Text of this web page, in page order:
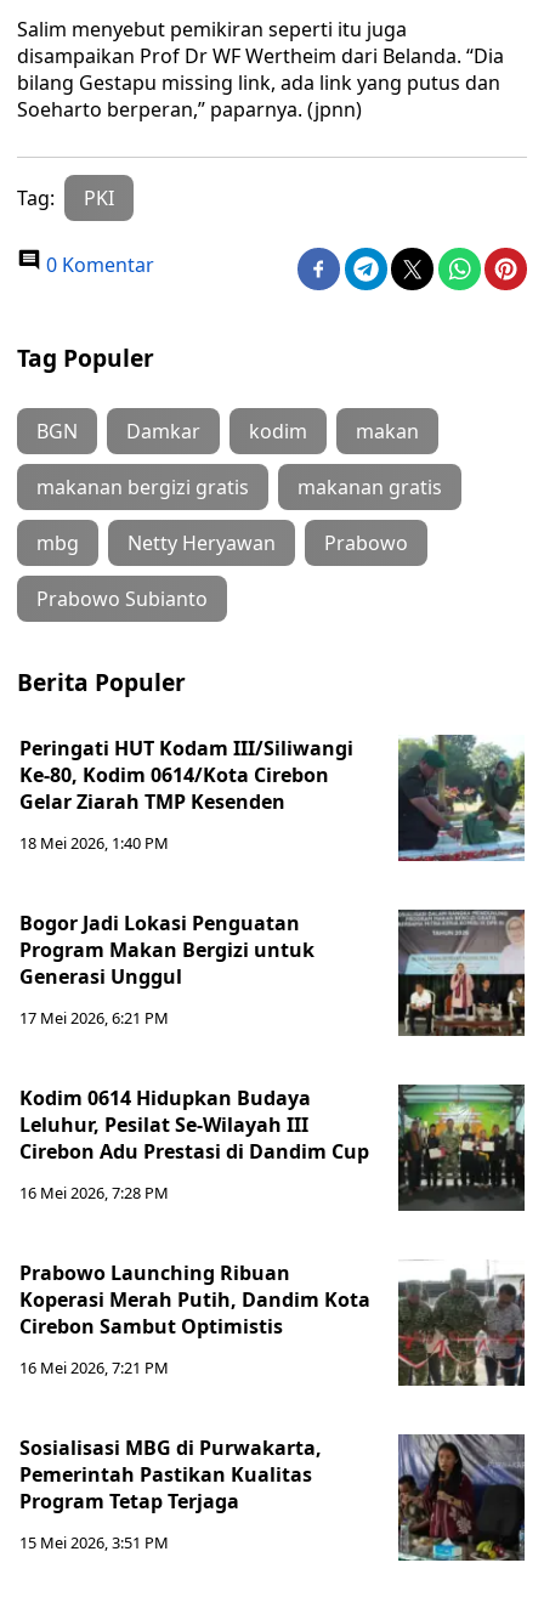
Salim menyebut pemikiran seperti itu juga
disampaikan Prof Dr WF Wertheim dari Belanda. “Dia
bilang Gestapu missing link, ada link yang putus dan
Soeharto berperan,” paparnya. (jpnn)
Tag: PKI
0 Komentar
Tag Populer
BGN Damkar kodim makan
makanan bergizi gratis makanan gratis
mbg Netty Heryawan Prabowo
Prabowo Subianto
Berita Populer
Peringati HUT Kodam III/Siliwangi
Ke-80, Kodim 0614/Kota Cirebon
Gelar Ziarah TMP Kesenden
18 Mei 2026, 1:40 PM
Bogor Jadi Lokasi Penguatan
Program Makan Bergizi untuk
Generasi Unggul
17 Mei 2026, 6:21 PM
Kodim 0614 Hidupkan Budaya
Leluhur, Pesilat Se-Wilayah III
Cirebon Adu Prestasi di Dandim Cup
16 Mei 2026, 7:28 PM
Prabowo Launching Ribuan
Koperasi Merah Putih, Dandim Kota
Cirebon Sambut Optimistis
16 Mei 2026, 7:21 PM
Sosialisasi MBG di Purwakarta,
Pemerintah Pastikan Kualitas
Program Tetap Terjaga
15 Mei 2026, 3:51 PM